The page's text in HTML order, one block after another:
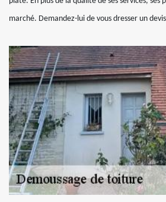
marché. Demandez-lui de vous dresser un